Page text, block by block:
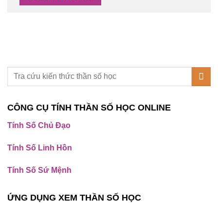
CÔNG CỤ TÍNH THẦN SỐ HỌC ONLINE
Tính Số Chủ Đạo
Tính Số Linh Hồn
Tính Số Sứ Mệnh
ỨNG DỤNG XEM THẦN SỐ HỌC